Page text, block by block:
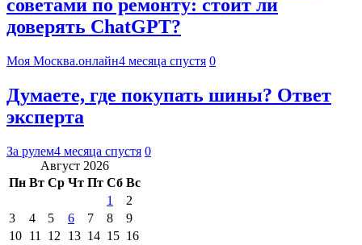
советами по ремонту: стоит ли
доверять ChatGPT?
Моя Москва.онлайн4 месяца спустя 0
Думаете, где покупать шины? Ответ
эксперта
За рулем4 месяца спустя 0
Август 2026
Пн Вт Ср Чт Пт Сб Вс
1
2
3
4 5 6 7 8
9
10 11 12 13 14 15 16